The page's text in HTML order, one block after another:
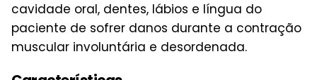
cavidade oral, dentes, lábios e língua do
paciente de sofrer danos durante a contração
muscular involuntária e desordenada.